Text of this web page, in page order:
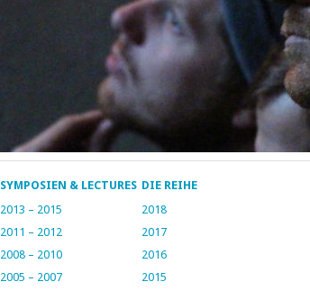
SYMPOSIEN & LECTURES
2013 – 2015
2011 – 2012
2008 – 2010
2005 – 2007
DIE REIHE
2018
2017
2016
2015